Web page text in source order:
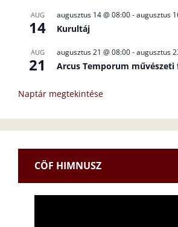
AUG
14
augusztus 14 @ 08:00-augusztus
Kurultáj
AUG
21
augusztus 21 @ 08:00-augusztus
Arcus Temporum művészeti
Naptár megtekintése
CÖF HIMNUSZ